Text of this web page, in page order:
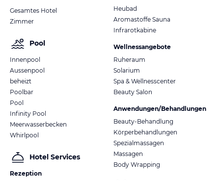
Gesamtes Hotel
Zimmer
Pool
Innenpool
Aussenpool
beheizt
Poolbar
Pool
Infinity Pool
Meerwasserbecken
Whirlpool
Hotel Services
Rezeption
Heubad
Aromastoffe Sauna
Infrarotkabine
Wellnessangebote
Ruheraum
Solarium
Spa & Wellnesscenter
Beauty Salon
Anwendungen/Behandlungen
Beauty-Behandlung
Körperbehandlungen
Spezialmassagen
Massagen
Body Wrapping